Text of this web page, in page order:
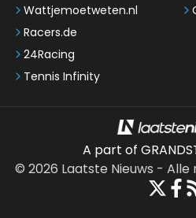
Wattjemoetweten.nl
Racers.de
24Racing
Tennis Infinity
A part of
© 2026 Laatste Nieuws - Alle